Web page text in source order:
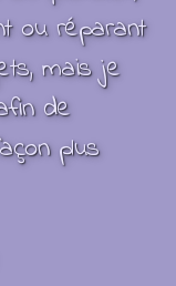
ou réparant
mais je
de
plus